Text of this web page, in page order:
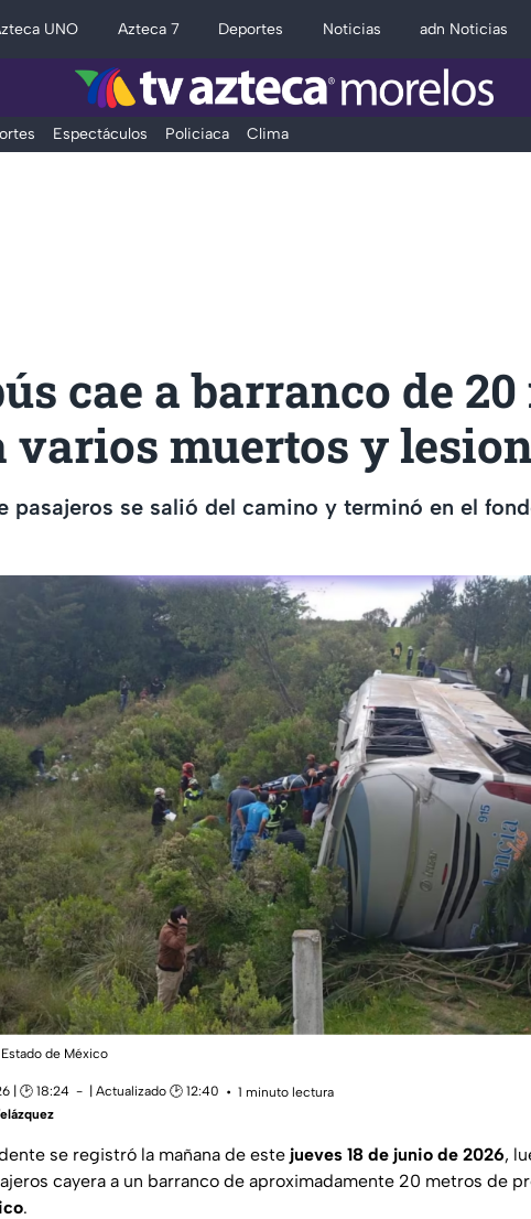
UNO Azteca 7 Deportes Noticias adn Noticias
Espectáculos Policiaca Clima
cae a barranco de
varios muertos y
pasajeros se salió del camino y terminó en el
de México
| 🕑 18:24 | Actualizado 🕑 12:40
1 minuto lectura
se registró la mañana de este jueves 18 de junio de 2026,
cayera a un barranco de aproximadamente 20 metros de
.